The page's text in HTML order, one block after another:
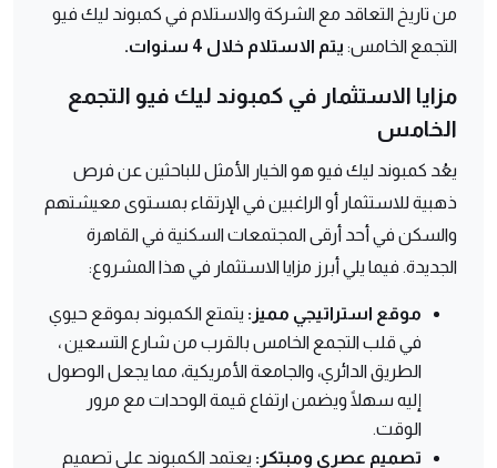
من تاريخ التعاقد مع الشركة والاستلام في كمبوند ليك فيو
التجمع الخامس: يتم الاستلام خلال 4 سنوات.
مزايا الاستثمار في كمبوند ليك فيو التجمع
الخامس
يعُد كمبوند ليك فيو هو الخيار الأمثل للباحثين عن فرص
ذهبية للاستثمار أو الراغبين في الإرتقاء بمستوى معيشتهم
والسكن في أحد أرقى المجتمعات السكنية في القاهرة
الجديدة. فيما يلي أبرز مزايا الاستثمار في هذا المشروع:
موقع استراتيجي مميز: يتمتع الكمبوند بموقع حيوي
في قلب التجمع الخامس بالقرب من شارع التسعين ،
الطريق الدائري، والجامعة الأمريكية، مما يجعل الوصول
إليه سهلًا ويضمن ارتفاع قيمة الوحدات مع مرور
الوقت.
تصميم عصري ومبتكر: يعتمد الكمبوند على تصميم